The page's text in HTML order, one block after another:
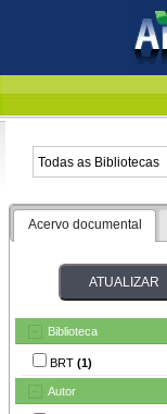
Acervo documental
Biblioteca
BRT (1)
Autor